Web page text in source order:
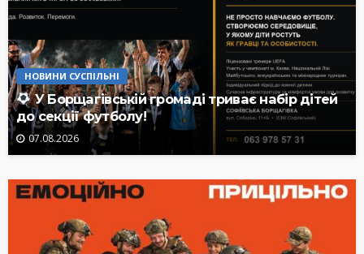
НОВИНИ СУСПІЛЬНІ
У Борщагівській громаді триває набір дітей
до секції футболу!
07.08.2026